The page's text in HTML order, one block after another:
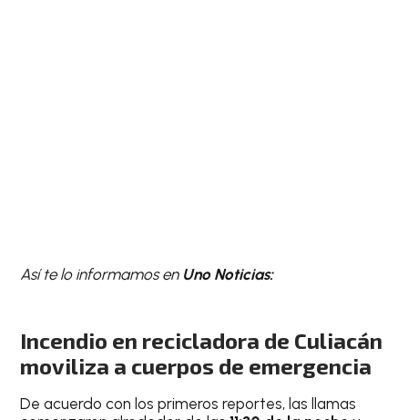
Así te lo informamos en Uno Noticias:
Incendio en recicladora de Culiacán
moviliza a cuerpos de emergencia
De acuerdo con los primeros reportes, las llamas